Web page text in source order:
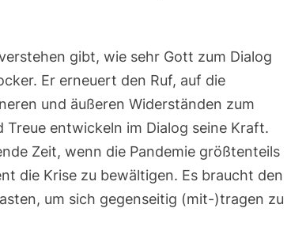
gibt, wie sehr Gott zum Dialog
Er erneuert den Ruf, auf die
und äußeren Widerständen zum
entwickeln im Dialog seine Kraft.
Zeit, wenn die Pandemie größtenteils
die Krise zu bewältigen. Es braucht den
um sich gegenseitig (mit-)tragen zu